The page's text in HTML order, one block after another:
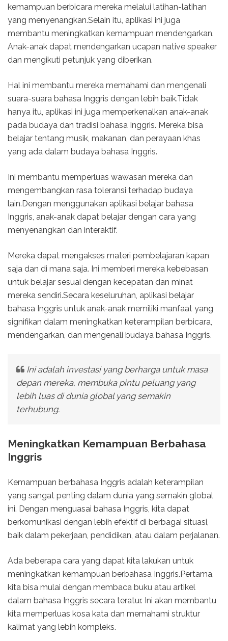
kemampuan berbicara mereka melalui latihan-latihan
yang menyenangkan.Selain itu, aplikasi ini juga
membantu meningkatkan kemampuan mendengarkan.
Anak-anak dapat mendengarkan ucapan native speaker
dan mengikuti petunjuk yang diberikan.
Hal ini membantu mereka memahami dan mengenali
suara-suara bahasa Inggris dengan lebih baik.Tidak
hanya itu, aplikasi ini juga memperkenalkan anak-anak
pada budaya dan tradisi bahasa Inggris. Mereka bisa
belajar tentang musik, makanan, dan perayaan khas
yang ada dalam budaya bahasa Inggris.
Ini membantu memperluas wawasan mereka dan
mengembangkan rasa toleransi terhadap budaya
lain.Dengan menggunakan aplikasi belajar bahasa
Inggris, anak-anak dapat belajar dengan cara yang
menyenangkan dan interaktif.
Mereka dapat mengakses materi pembelajaran kapan
saja dan di mana saja. Ini memberi mereka kebebasan
untuk belajar sesuai dengan kecepatan dan minat
mereka sendiri.Secara keseluruhan, aplikasi belajar
bahasa Inggris untuk anak-anak memiliki manfaat yang
signifikan dalam meningkatkan keterampilan berbicara,
mendengarkan, dan mengenali budaya bahasa Inggris.
Ini adalah investasi yang berharga untuk masa
depan mereka, membuka pintu peluang yang
lebih luas di dunia global yang semakin
terhubung.
Meningkatkan Kemampuan Berbahasa
Inggris
Kemampuan berbahasa Inggris adalah keterampilan
yang sangat penting dalam dunia yang semakin global
ini. Dengan menguasai bahasa Inggris, kita dapat
berkomunikasi dengan lebih efektif di berbagai situasi,
baik dalam pekerjaan, pendidikan, atau dalam perjalanan.
Ada beberapa cara yang dapat kita lakukan untuk
meningkatkan kemampuan berbahasa Inggris.Pertama,
kita bisa mulai dengan membaca buku atau artikel
dalam bahasa Inggris secara teratur. Ini akan membantu
kita memperluas kosa kata dan memahami struktur
kalimat yang lebih kompleks.